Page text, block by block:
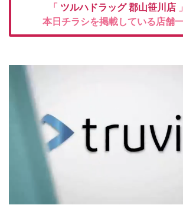
「 ツルハドラッグ郡山笹川店
本日チラシを掲載している店舗